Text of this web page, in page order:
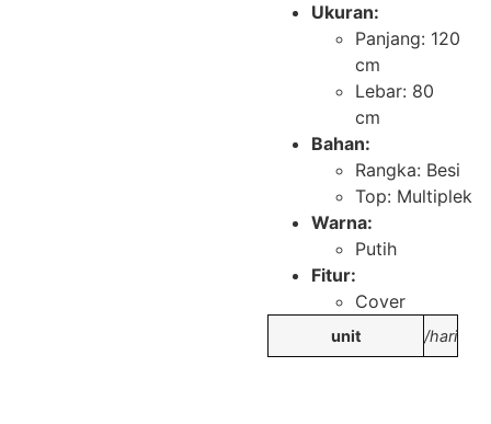
Ukuran:
Panjang: 120
cm
Lebar: 80
cm
Bahan:
Rangka: Besi
Top: Multiplek
Warna:
Putih
Fitur:
Cover
unit /hari